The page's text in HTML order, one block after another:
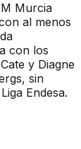
Murcia
al menos
con los
y Diagne
sin
Endesa.